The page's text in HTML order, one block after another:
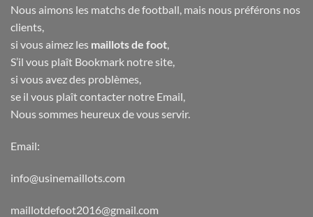
Nous aimons les matchs de football, mais nous préférons nos
clients,
si vous aimez les maillots de foot,
S’il vous plaît Bookmark notre site,
si vous avez des problèmes,
se il vous plaît contacter notre Email,
Nous sommes heureux de vous servir.
Email:
info@usinemaillots.com
maillotdefoot2016@gmail.com